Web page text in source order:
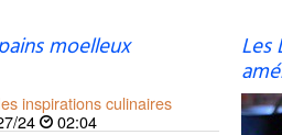
moelleux
inspirations culinaires
24
02:04
Les